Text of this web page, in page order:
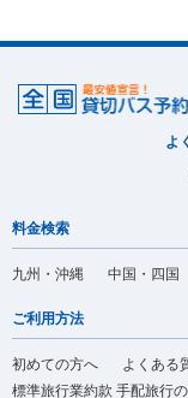
よ
料金検索
九州・沖縄 中国・四国
ご利用方法
初めての方へ よくある
標準旅行業約款 手配旅行